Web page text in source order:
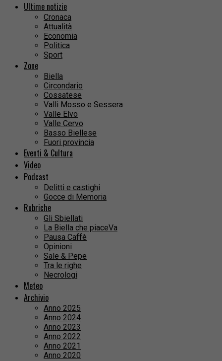
Ultime notizie
Cronaca
Attualità
Economia
Politica
Sport
Zone
Biella
Circondario
Cossatese
Valli Mosso e Sessera
Valle Elvo
Valle Cervo
Basso Biellese
Fuori provincia
Eventi & Cultura
Video
Podcast
Delitti e castighi
Gocce di Memoria
Rubriche
Gli Sbiellati
La Biella che piaceVa
Pausa Caffè
Opinioni
Sale & Pepe
Tra le righe
Necrologi
Meteo
Archivio
Anno 2025
Anno 2024
Anno 2023
Anno 2022
Anno 2021
Anno 2020